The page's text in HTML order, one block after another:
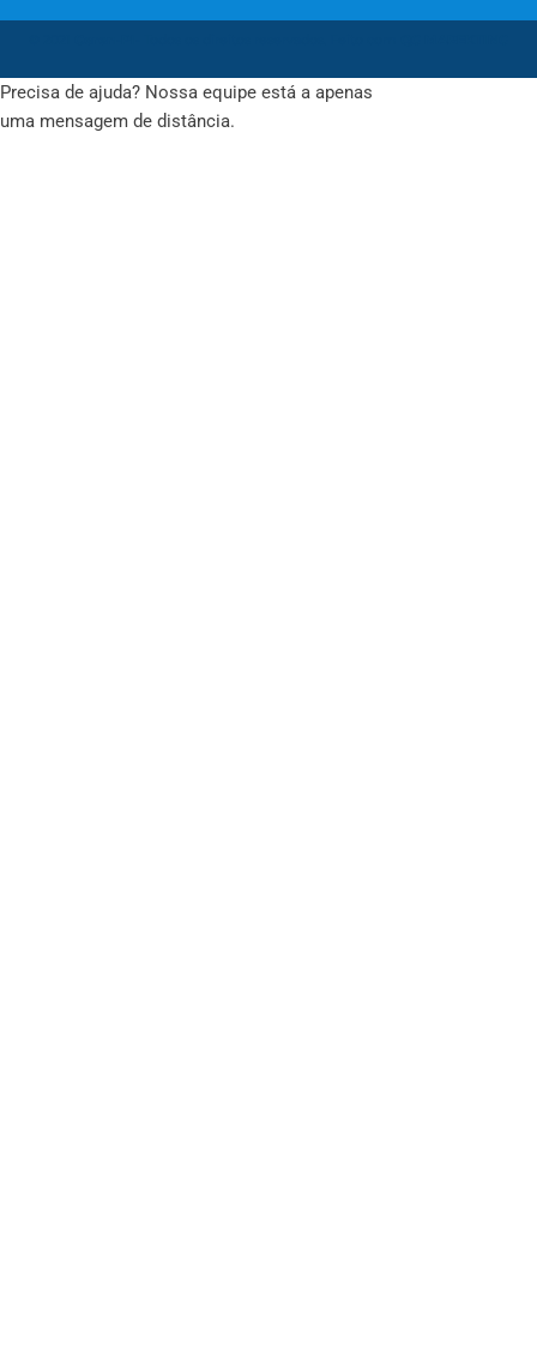
Precisa de ajuda? Nossa equipe está a apenas
uma mensagem de distância.